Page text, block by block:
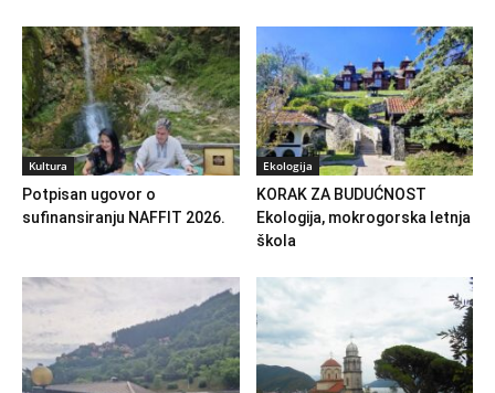
Kultura
Potpisan ugovor o
sufinansiranju NAFFIT 2026.
Ekologija
KORAK ZA BUDUĆNOST
Ekologija, mokrogorska letnja
škola